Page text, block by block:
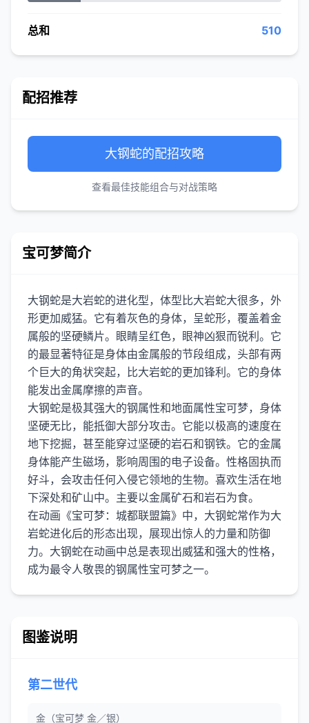
总和 510
配招推荐
大钢蛇的配招攻略
查看最佳技能组合与对战策略
宝可梦简介
大钢蛇是大岩蛇的进化型，体型比大岩蛇大很多，外
形更加威猛。它有着灰色的身体，呈蛇形，覆盖着金
属般的坚硬鳞片。眼睛呈红色，眼神凶狠而锐利。它
的最显著特征是身体由金属般的节段组成，头部有两
个巨大的角状突起，比大岩蛇的更加锋利。它的身体
能发出金属摩擦的声音。
大钢蛇是极其强大的钢属性和地面属性宝可梦，身体
坚硬无比，能抵御大部分攻击。它能以极高的速度在
地下挖掘，甚至能穿过坚硬的岩石和钢铁。它的金属
身体能产生磁场，影响周围的电子设备。性格固执而
好斗，会攻击任何入侵它领地的生物。喜欢生活在地
下深处和矿山中。主要以金属矿石和岩石为食。
在动画《宝可梦：城都联盟篇》中，大钢蛇常作为大
岩蛇进化后的形态出现，展现出惊人的力量和防御
力。大钢蛇在动画中总是表现出威猛和强大的性格，
图鉴说明
第二世代
金（宝可梦 金／银）